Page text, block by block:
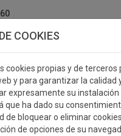
COOKIES
cookies propias y de
y para garantizar la calidad
expresamente su
que ha dado su
de bloquear o eliminar
de opciones de su